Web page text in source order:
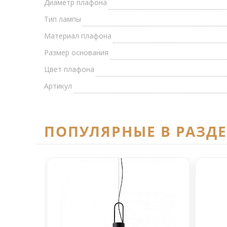
Диаметр плафона
Тип лампы
Материал плафона
Размер основания
Цвет плафона
Артикул
ПОПУЛЯРНЫЕ В